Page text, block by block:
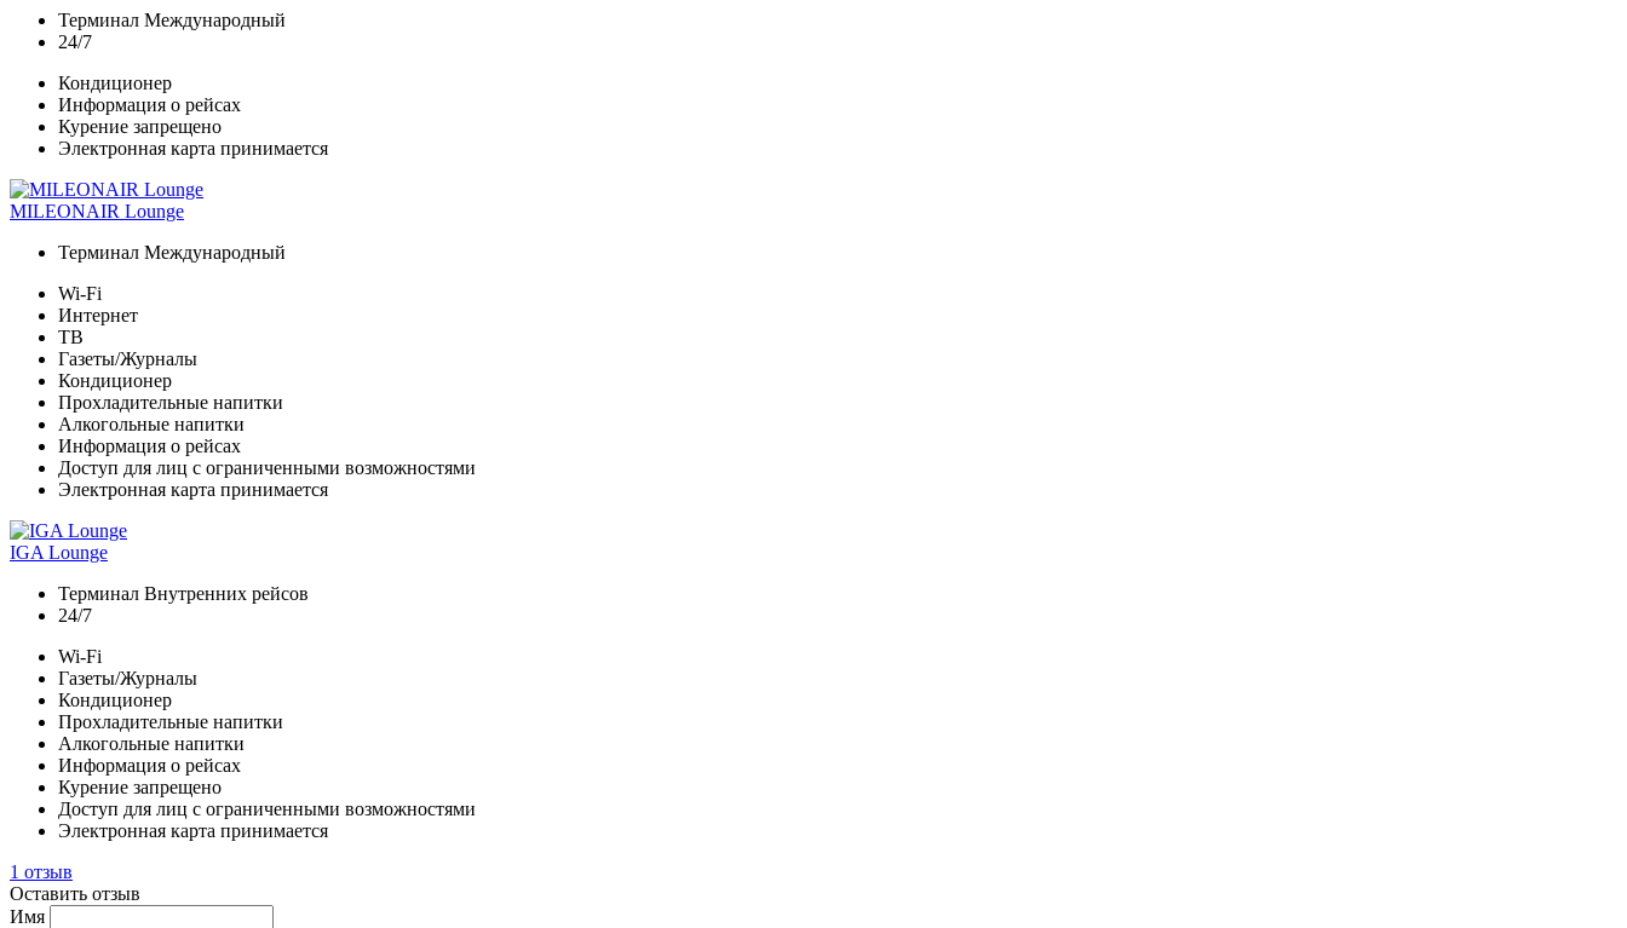
Терминал Международный
24/7
Кондиционер
Информация о рейсах
Курение запрещено
Электронная карта принимается
MILEONAIR Lounge
Терминал Международный
Wi-Fi
Интернет
ТВ
Газеты/Журналы
Кондиционер
Прохладительные напитки
Алкогольные напитки
Информация о рейсах
Доступ для лиц с ограниченными возможностями
Электронная карта принимается
IGA Lounge
Терминал Внутренних рейсов
24/7
Wi-Fi
Газеты/Журналы
Кондиционер
Прохладительные напитки
Алкогольные напитки
Информация о рейсах
Курение запрещено
Доступ для лиц с ограниченными возможностями
Электронная карта принимается
1 отзыв
Оставить отзыв
Имя